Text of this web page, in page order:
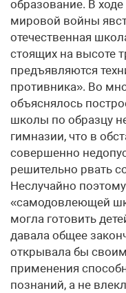
образование. В
мировой войны
отечественная
стоящих на высоте
предъявляются
противника». Во
объяснялось
школы по образцу
гимназии, что в
совершенно
решительно рвать
Неслучайно
«самодовлеющей
могла готовить
давала общее
открывала бы
применения
познаний, а не